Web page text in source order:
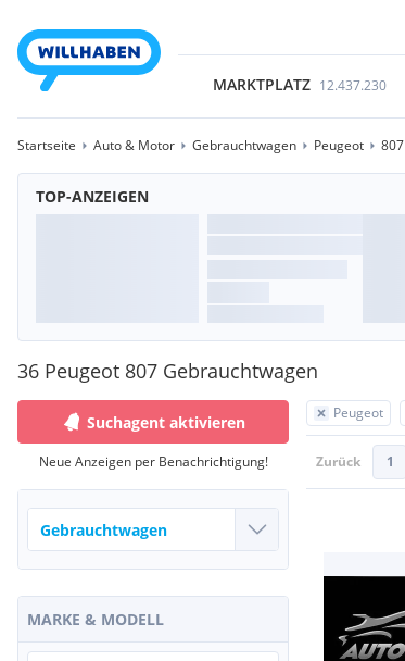
MARKTPLATZ 12.437.230
Startseite Auto & Motor Gebrauchtwagen Peugeot 807
TOP-ANZEIGEN
36 Peugeot 807 Gebrauchtwagen
Peugeot
Zurück 1
Suchagent aktivieren
Neue Anzeigen per Benachrichtigung!
MARKE & MODELL